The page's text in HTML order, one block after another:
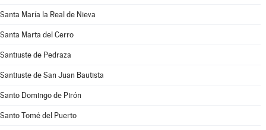
Santa María la Real de Nieva
Santa Marta del Cerro
Santiuste de Pedraza
Santiuste de San Juan Bautista
Santo Domingo de Pirón
Santo Tomé del Puerto